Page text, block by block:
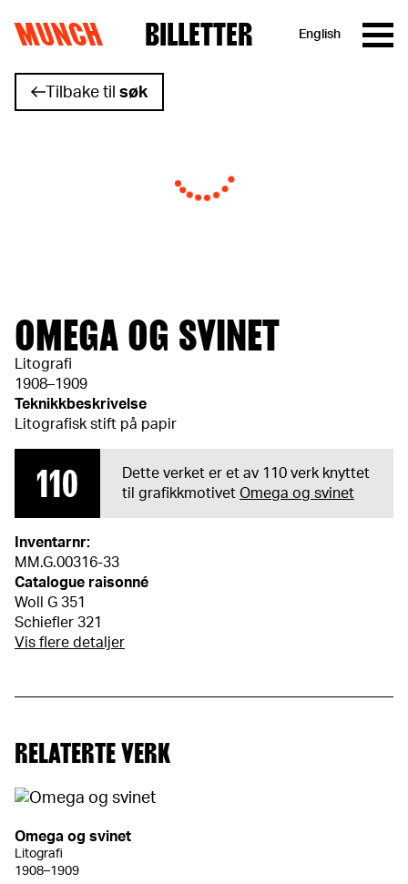
Hopp til innhold
MUNCH BILLETTER English
Tilbake til søk
OMEGA OG SVINET
Litografi
1908–1909
Teknikkbeskrivelse
Litografisk stift på papir
110
Dette verket er et av 110 verk knyttet
til grafikkmotivet Omega og svinet
Inventarnr:
MM.G.00316-33
Catalogue raisonné
Woll G 351
Schiefler 321
Vis flere detaljer
RELATERTE VERK
Omega og svinet
Litografi
1908–1909